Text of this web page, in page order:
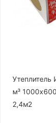
Утеплитель
м³
2,4м2